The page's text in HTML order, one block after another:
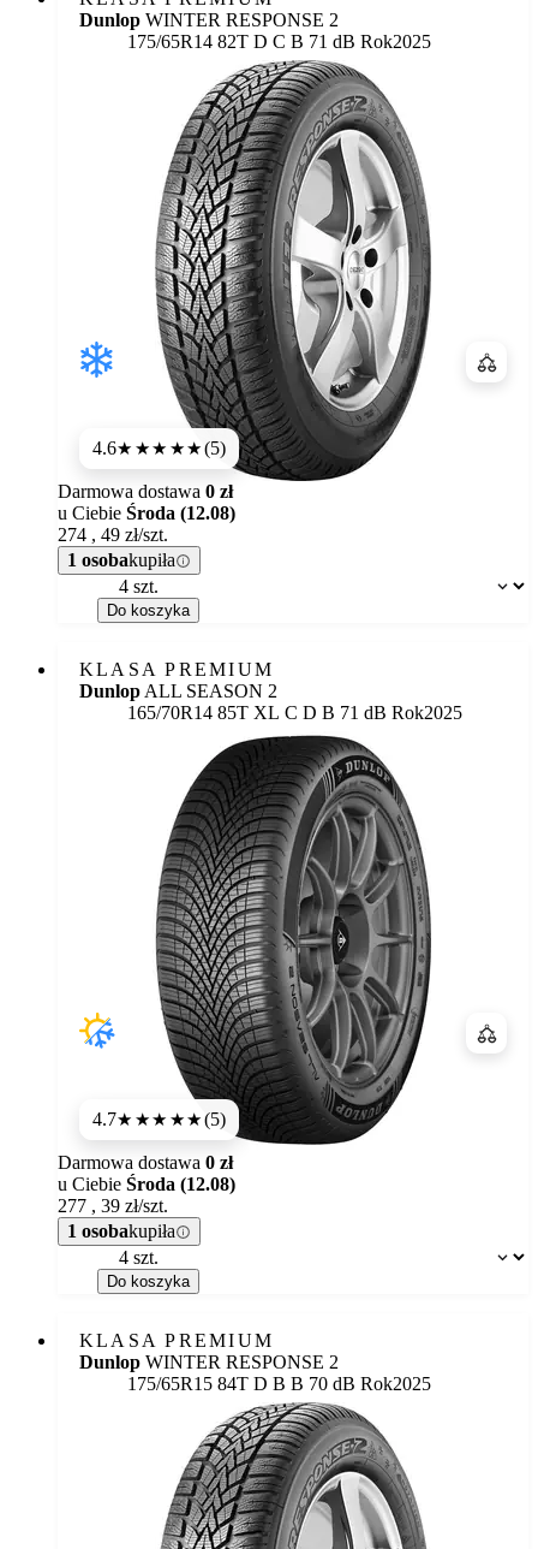
Dunlop WINTER RESPONSE 2
175/65R14 82T Etykieta:
D C B 71 dB Rok2025
4.6★★★★★(5)
Dostępność:
Darmowa dostawa 0 zł
u Ciebie Środa (12.08)
274 , 49 zł/szt.
1 osobakupiła
Do koszyka
KLASA PREMIUM
Dunlop ALL SEASON 2
165/70R14 85T XL Etykieta:
C D B 71 dB Rok2025
4.7★★★★★(5)
Dostępność:
Darmowa dostawa 0 zł
u Ciebie Środa (12.08)
277 , 39 zł/szt.
1 osobakupiła
Do koszyka
KLASA PREMIUM
Dunlop WINTER RESPONSE 2
175/65R15 84T Etykieta:
D B B 70 dB Rok2025